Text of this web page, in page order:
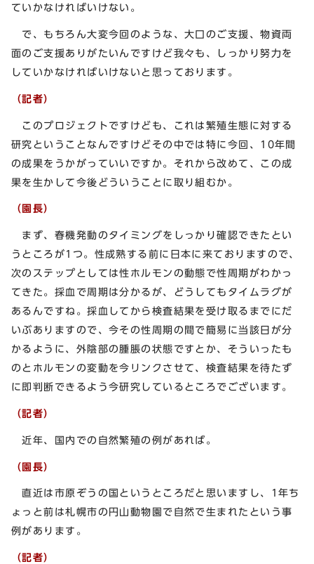
ていかなければいけない。
で、もちろん大変今回のような、大口のご支援、物資両
面のご支援ありがたいんですけど我々も、しっかり努力を
していかなければいけないと思っております。
（記者）
このプロジェクトですけども、これは繁殖生態に対する
研究ということなんですけどその中では特に今回、10年間
の成果をうかがっていいですか。それから改めて、この成
果を生かして今後どういうことに取り組むか。
（園長）
まず、春機発動のタイミングをしっかり確認できたとい
うところが1つ。性成熟する前に日本に来ておりますので、
次のステップとしては性ホルモンの動態で性周期がわかっ
てきた。採血で周期は分かるが、どうしてもタイムラグが
あるんですね。採血してから検査結果を受け取るまでにだ
いぶありますので、今その性周期の間で簡易に当該日が分
かるように、外陰部の腫脹の状態ですとか、そういったも
のとホルモンの変動を今リンクさせて、検査結果を待たず
に即判断できるよう今研究しているところでございます。
（記者）
近年、国内での自然繁殖の例があれば。
（園長）
直近は市原ぞうの国というところだと思いますし、1年ち
ょっと前は札幌市の円山動物園で自然で生まれたという事
例があります。
（記者）